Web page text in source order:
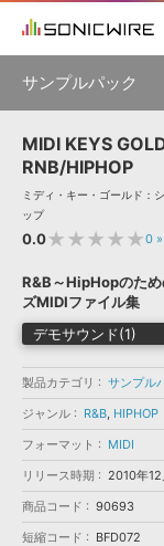
ソフト音源 »
プラグイン・エ
サンプルパック »
ソフトウェア／
DAW »
効果音 »
キャンペーン »
特集 »
ニュースレター
SONICWIREブロ
製品サポート情
DTMガイド »
FAQ »
お問い合わせ »
初音ミク NT 鏡
KAITO V3
VIENNA
EZ
サンプルパック
ソフト音源
ソフトウェア
サンプルパック
製品一覧
ジャンル
メーカー
フォーマット
ランキング
MIDI KEYS
RNB/HIPHOP
ミディ・キー・ゴールド：
ップ
0.0★★★★★0 »
R&B～HipHopのた
ズMIDIファイル集
デモサウンド(1)
製品カテゴリ
サンプル
ジャンル
R&B, HIPHOP
フォーマット
MIDI
リリース時期
2010年12
商品コード
90693
短縮コード
BFD072